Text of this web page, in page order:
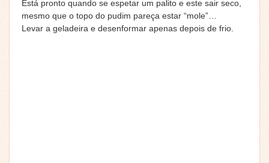
Está pronto quando se espetar um palito e este sair seco,
mesmo que o topo do pudim pareça estar “mole”…
Levar a geladeira e desenformar apenas depois de frio.